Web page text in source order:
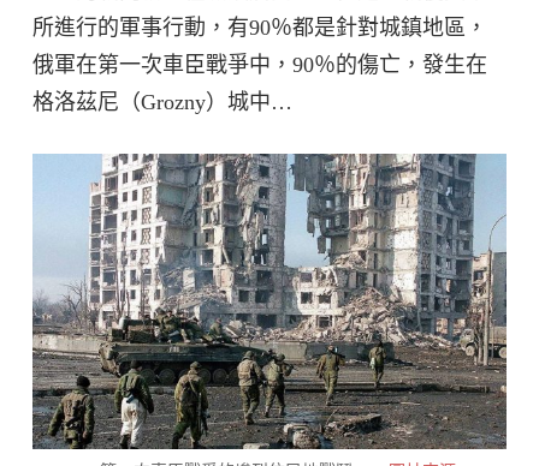
所進行的軍事行動，有90％都是針對城鎮地區，
俄軍在第一次車臣戰爭中，90％的傷亡，發生在
格洛茲尼（Grozny）城中…